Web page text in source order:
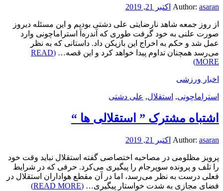
Author: asaran اکتبر 21, 2019
از روز جمعه شاهد نارضایتی علی دشتی بودیم و این مسئله دیروز
صورت علنی به خود گرفت طوری که آندره‌آ استراماچونی وارد
عمل شد و حکم به اخراج این بازیکن داد. داستانی که به نظر
می‌رسد همچنان تداوم پیدا خواهد کرد و این قصه…
(READ
MORE)
اخبار ورزشی
استراماچونی, استقلال, علی دشتی
اشتباه مشترک ” استقلالی ها “
Author: asaran اکتبر 21, 2019
پرویز مظلومی در مصاحبه اختصاصی گفته استقلال نباید وقت خود
را تلف و پرونده سوپرجام را پیگیری می‌کرد. حرفی که در شرایط
فعلی درست به نظر می‌رسد، اما در آن مقطع هواداران استقلال در
فضای مجازی به شدت خواستار پیگیری… (READ MORE)